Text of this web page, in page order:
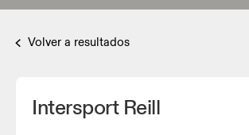
Volver a resultados
Intersport Reill